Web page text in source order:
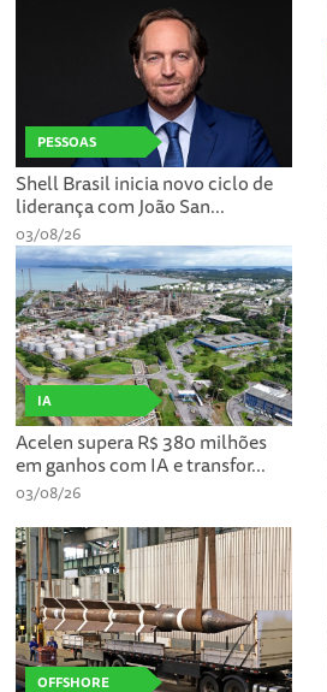
PESSOAS
Shell Brasil inicia novo ciclo de
liderança com João San...
03/08/26
IA
Acelen supera R$ 380 milhões
em ganhos com IA e transfor...
03/08/26
OFFSHORE